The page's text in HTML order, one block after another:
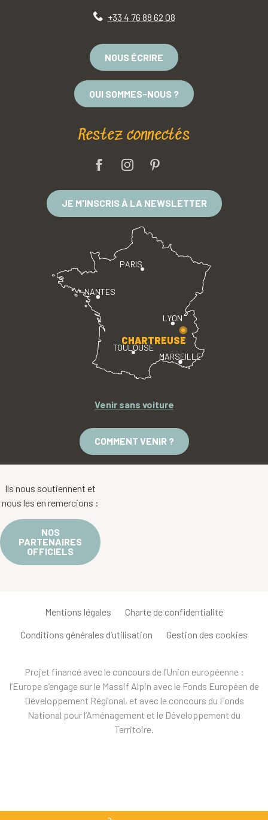
+33 4 76 88 62 08
NOUS ÉCRIRE
QUI SOMMES-NOUS ?
Restez connectés
JE M'INSCRIS À LA NEWSLETTER
PARIS
LYON
TOULOUSE
MARSEILLE
NANTES
CHARTREUSE
Venir sans voiture
COMMENT VENIR ?
Ils nous soutiennent et
nous les en remercions :
NOS
PARTENAIRES
OFFICIELS
Mentions légales Charte de confidentialité
Conditions générales d’utilisation Gestion des cookies
Projet financé avec le concours de l’Union européenne :
l’Europe s’engage sur le Massif Alpin avec le Fonds Européen de
Développement Régional, et avec le concours du Fonds
National pour l’Aménagement et le Développement du
Territoire.